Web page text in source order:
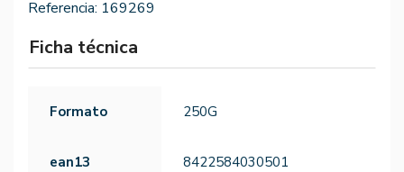
Referencia: 169269
Ficha técnica
Formato 250G
ean13 8422584030501